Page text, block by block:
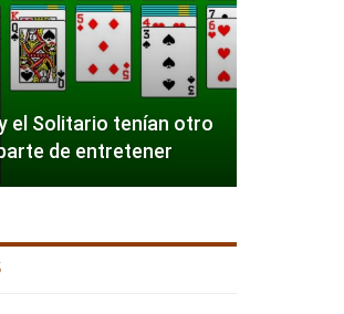
el Solitario tenían otro
de entretener